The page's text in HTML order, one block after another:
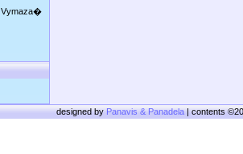
Vymaza�
designed byPanavis & Panadela| contents